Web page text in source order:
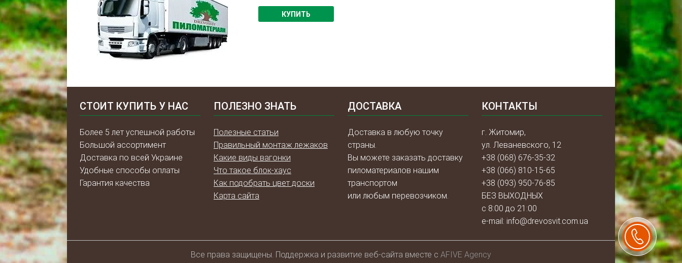
КУПИТЬ
СТОИТ КУПИТЬ У НАС
Более 5 лет успешной работы
Большой ассортимент
Доставка по всей Украине
Удобные способы оплаты
Гарантия качества
ПОЛЕЗНО ЗНАТЬ
Полезные статьи
Правильный монтаж лежаков
Какие виды вагонки
Что такое блок-хаус
Как подобрать цвет доски
Карта сайта
ДОСТАВКА
Доставка в любую точку
страны.
Вы можете заказать доставку
пиломатериалов нашим
транспортом
или любым перевозчиком.
КОНТАКТЫ
г. Житомир,
ул. Леваневского, 12
+38 (068) 676-35-32
+38 (066) 810-15-65
+38 (093) 950-76-85
БЕЗ ВЫХОДНЫХ
с 8:00 до 21:00
e-mail: info@drevosvit.com.ua
Всe права защищены. Поддержка и развитие веб-сайта вместе с AFIVE Agency